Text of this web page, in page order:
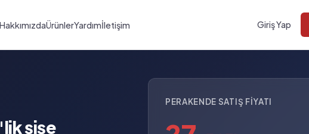
HakkımızdaÜrünlerYardımİletişim Giriş Yap
şişe
PERAKENDE SATIŞ FIYATI